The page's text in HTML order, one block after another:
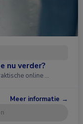
nu verder?
online …
Meer informatie →